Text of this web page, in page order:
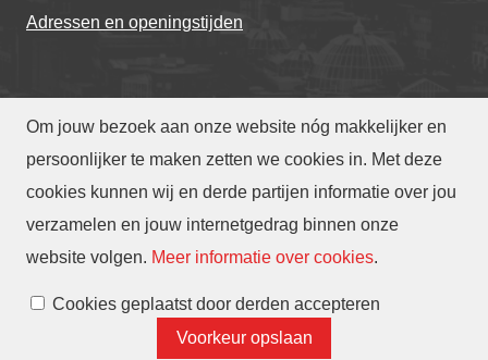
Om jouw bezoek aan onze website nóg makkelijker en
persoonlijker te maken zetten we cookies in. Met deze
cookies kunnen wij en derde partijen informatie over jou
verzamelen en jouw internetgedrag binnen onze
website volgen. Meer informatie over cookies.
Cookies geplaatst door derden accepteren
Voorkeur opslaan
Adressen en openingstijden
© Gemeente Eindhoven 2026
Translate
Cookies beheren